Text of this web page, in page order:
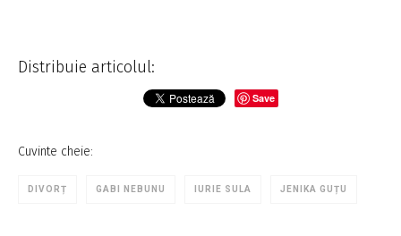
Distribuie articolul:
Save
Cuvinte cheie:
DIVORȚ GABI NEBUNU IURIE SULA JENIKA GUȚU